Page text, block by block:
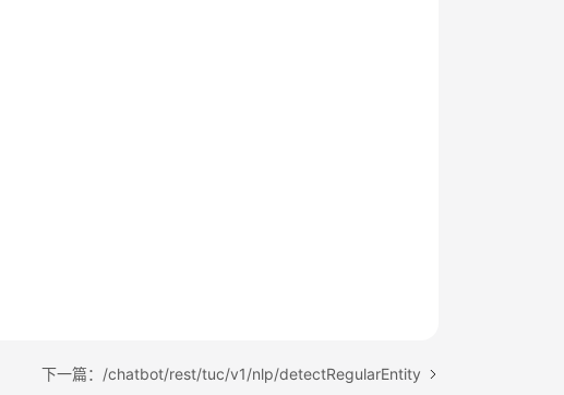
下一篇：/chatbot/rest/tuc/v1/nlp/detectRegularEntity